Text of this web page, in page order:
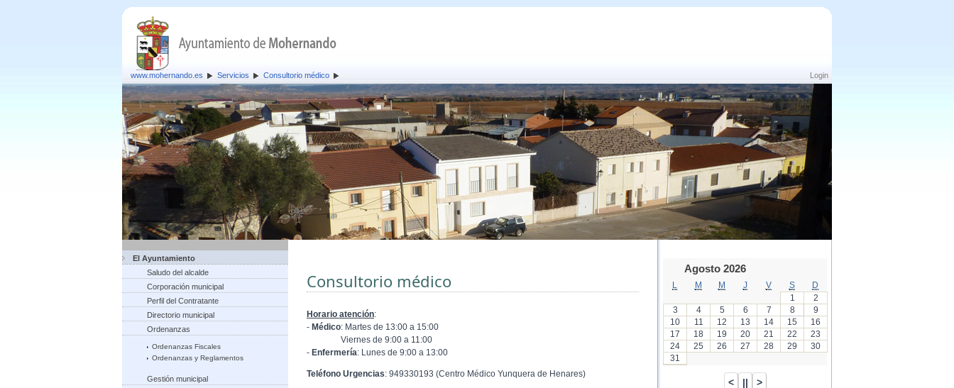
Login
www.mohernando.es Servicios Consultorio médico
El Ayuntamiento
Saludo del alcalde
Corporación municipal
Perfil del Contratante
Directorio municipal
Ordenanzas
Ordenanzas Fiscales
Ordenanzas y Reglamentos
Gestión municipal
Consultorio médico
Horario atención:
- Médico: Martes de 13:00 a 15:00
Viernes de 9:00 a 11:00
- Enfermería: Lunes de 9:00 a 13:00
Teléfono Urgencias: 949330193 (Centro Médico Yunquera de Henares)
Agosto 2026
M M J V S
D
1
2
3
4 5 6 7 8
9
10
11 12 13 14 15
16
17
18 19 20 21 22
23
24
25 26 27 28 29
30
31